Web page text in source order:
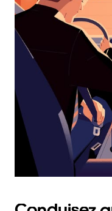
sélectionner
une
date.
Appuyez
sur
touche
pour
fermer
le
calendrier.